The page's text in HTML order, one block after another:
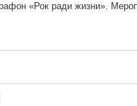
«Рок ради жизни».